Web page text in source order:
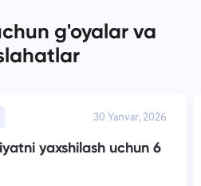
g'oyalar va
30 Yanvar, 2026
yaxshilash uchun 6